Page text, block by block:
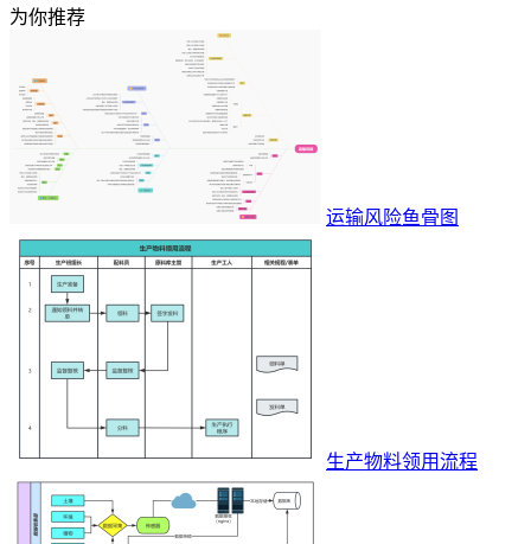
为你推荐
运输风险鱼骨图
生产物料领用流程